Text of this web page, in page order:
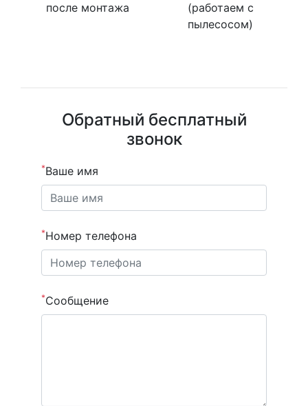
после монтажа
(работаем с
пылесосом)
Обратный бесплатный
звонок
*Ваше имя
*Номер телефона
*Сообщение